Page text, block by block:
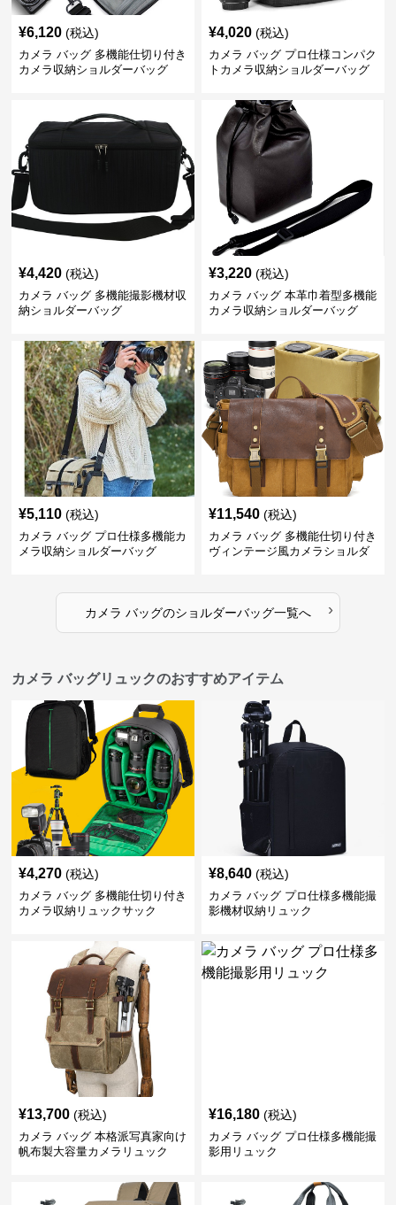
¥6,120 (税込)
カメラ バッグ 多機能仕切り付き
カメラ収納ショルダーバッグ
¥4,020 (税込)
カメラ バッグ プロ仕様コンパク
トカメラ収納ショルダーバッグ
¥4,420 (税込)
カメラ バッグ 多機能撮影機材収
納ショルダーバッグ
¥3,220 (税込)
カメラ バッグ 本革巾着型多機能
カメラ収納ショルダーバッグ
¥5,110 (税込)
カメラ バッグ プロ仕様多機能カ
メラ収納ショルダーバッグ
¥11,540 (税込)
カメラ バッグ 多機能仕切り付き
ヴィンテージ風カメラショルダ
カメラ バッグのショルダーバッグ一覧へ ›
カメラ バッグリュックのおすすめアイテム
¥4,270 (税込)
カメラ バッグ 多機能仕切り付き
カメラ収納リュックサック
¥8,640 (税込)
カメラ バッグ プロ仕様多機能撮
影機材収納リュック
¥13,700 (税込)
カメラ バッグ 本格派写真家向け
帆布製大容量カメラリュック
¥16,180 (税込)
カメラ バッグ プロ仕様多機能撮
影用リュック